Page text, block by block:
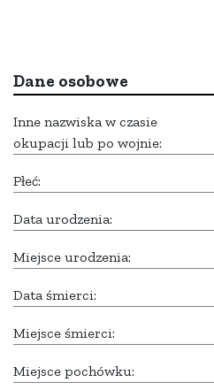
Dane osobowe
Inne nazwiska w czasie
okupacji lub po wojnie:
Płeć:
Data urodzenia:
Miejsce urodzenia:
Data śmierci:
Miejsce śmierci:
Miejsce pochówku: